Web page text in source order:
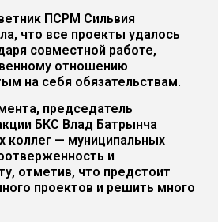
ПСРМ Сильвия
что все проекты удалось
совместной работе,
отношению
на себя обязательствам.
председатель
БКС Влад Батрынча
коллег — муниципальных
и
отметив, что предстоит
проектов и решить много